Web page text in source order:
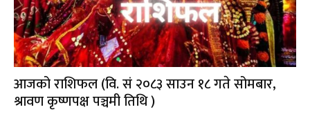
आजको राशिफल (वि. सं २०८३ साउन १८ गते सोमबार,
श्रावण कृष्णपक्ष पञ्चमी तिथि )